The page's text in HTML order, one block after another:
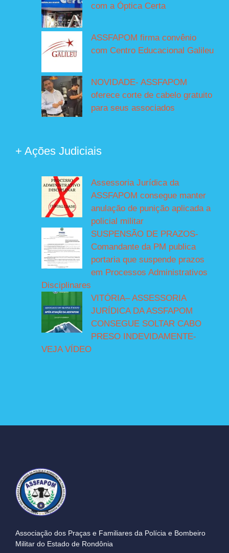
com a Óptica Certa
ASSFAPOM firma convênio
com Centro Educacional Galileu
NOVIDADE- ASSFAPOM
oferece corte de cabelo gratuito
para seus associados
+ Ações Judiciais
Assessoria Jurídica da
ASSFAPOM consegue manter
anulação de punição aplicada a
policial militar
SUSPENSÃO DE PRAZOS-
Comandante da PM publica
portaria que suspende prazos
em Processos Administrativos
Disciplinares
VITÓRIA– ASSESSORIA
JURÍDICA DA ASSFAPOM
CONSEGUE SOLTAR CABO
PRESO INDEVIDAMENTE-
VEJA VÍDEO
Associação dos Praças e Familiares da Polícia e Bombeiro
Militar do Estado de Rondônia